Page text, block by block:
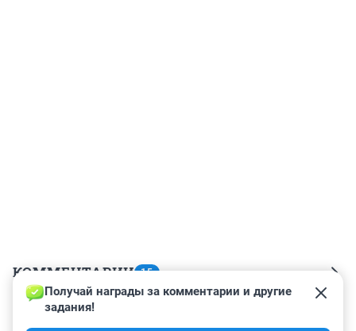
КОММЕНТАРИИ 15
Гость
Получай награды за комментарии и другие
задания!